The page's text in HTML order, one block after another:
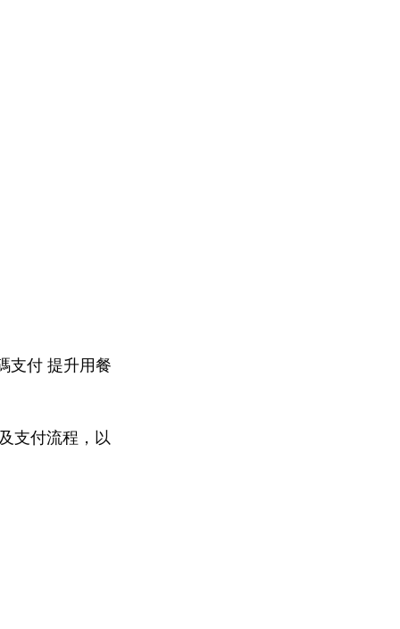
支付 提升用餐
支付流程，以